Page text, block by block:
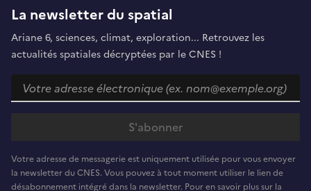
La newsletter du spatial
Ariane 6, sciences, climat, exploration... Retrouvez les
actualités spatiales décryptées par le CNES !
Votre adresse de messagerie est uniquement utilisée pour vous envoyer
la newsletter du CNES. Vous pouvez à tout moment utiliser le lien de
désabonnement intégré dans la newsletter. Pour en savoir plus sur la